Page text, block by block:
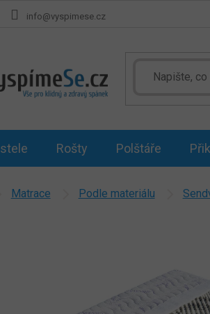
info@vyspimese.cz
Rošty Polštáře
Matrace Podle materiálu